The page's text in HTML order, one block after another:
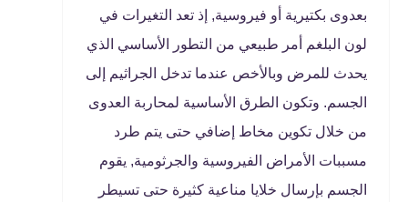
بعدوى بكتيرية أو فيروسية, إذ تعد التغيرات في
لون البلغم أمر طبيعي من التطور الأساسي الذي
يحدث للمرض وبالأخص عندما تدخل الجراثيم إلى
الجسم. وتكون الطرق الأساسية لمحاربة العدوى
من خلال تكوين مخاط إضافي حتى يتم طرد
مسببات الأمراض الفيروسية والجرثومية, يقوم
الجسم بإرسال خلايا مناعية كثيرة حتى تسيطر